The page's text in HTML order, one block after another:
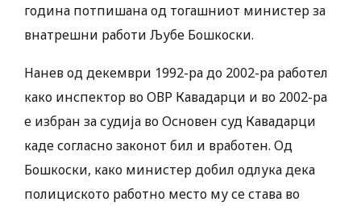
година потпишана од тогашниот министер за
внатрешни работи Љубе Бошкоски.
Нанев од декември 1992-ра до 2002-ра работел
како инспектор во ОВР Кавадарци и во 2002-ра
е избран за судија во Основен суд Кавадарци
каде согласно законот бил и вработен. Од
Бошкоски, како министер добил одлука дека
полициското работно место му се става во